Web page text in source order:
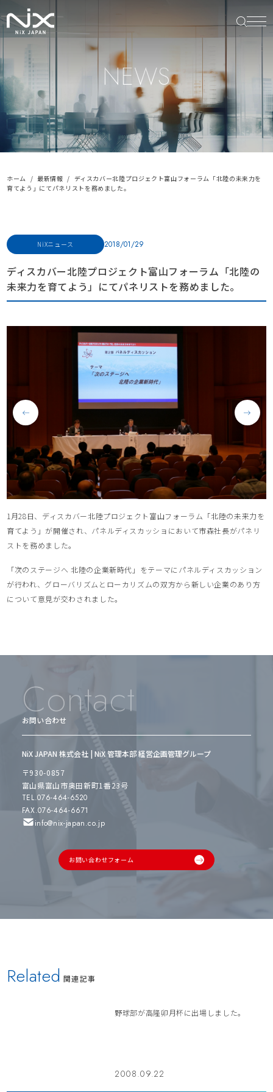
NEWS
ホーム 最新情報
ディスカバー北陸プロジェクト富山フォーラム「北陸の未来力を
育てよう」にてパネリストを務めました。
NiXニュース 2018/01/29
ディスカバー北陸プロジェクト富山フォーラム「北陸の
未来力を育てよう」にてパネリストを務めました。
1月28日、ディスカバー北陸プロジェクト富山フォーラム「北陸の未来力を
育てよう」が開催され、パネルディスカッショにおいて市森社長がパネリ
ストを務めました。
「次のステージへ 北陸の企業新時代」をテーマにパネルディスカッション
が行われ、グローバリズムとローカリズムの双方から新しい企業のあり方
について意見が交わされました。
Contact
お問い合わせ
NiX JAPAN 株式会社 | NiX 管理本部 経営企画管理グループ
〒930-0857
富山県富山市奥田新町1番23号
TEL.076-464-6520
FAX.076-464-6671
info@nix-japan.co.jp
お問い合わせフォーム
Related 関連記事
野球部が高隆卯月杯に出場しました。
2008.09.22